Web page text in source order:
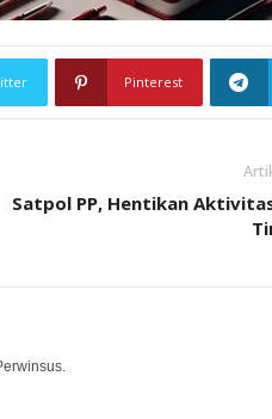
Pinterest
Satpol PP, Hentikan